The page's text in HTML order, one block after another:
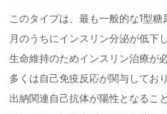
このタイプは、最も一般的な1型
月のうちにインスリン分泌が低下
生命維持のためインスリン治療が
多くは自己免疫反応が関与してお
出納関連自己抗体が陽性となるこ